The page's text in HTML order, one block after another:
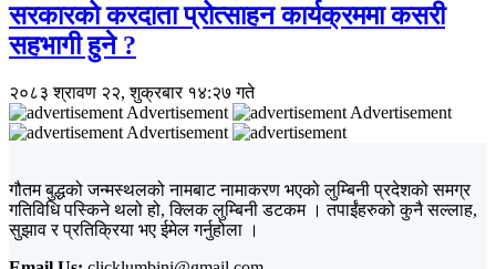
सरकारको करदाता प्रोत्साहन कार्यक्रममा कसरी
सहभागी हुने ?
२०८३ श्रावण २२, शुक्रबार १४:२७ गते
Advertisement
Advertisement
Advertisement
गौतम बुद्धको जन्मस्थलको नामबाट नामाकरण भएको लुम्बिनी प्रदेशको समग्र
गतिविधि पस्किने थलो हो, क्लिक लुम्बिनी डटकम । तपाईंहरुको कुनै सल्लाह,
सुझाव र प्रतिक्रिया भए ईमेल गर्नुहोला ।